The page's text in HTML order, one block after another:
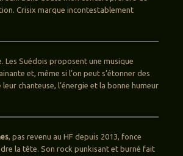
Crisix marque incontestablement
Les Suédois proposent une musique
et, même si l’on peut s’étonner des
chanteuse, l’énergie et la bonne humeur
, pas revenu au HF depuis 2013, fonce
la tête. Son rock punkisant et burné fait